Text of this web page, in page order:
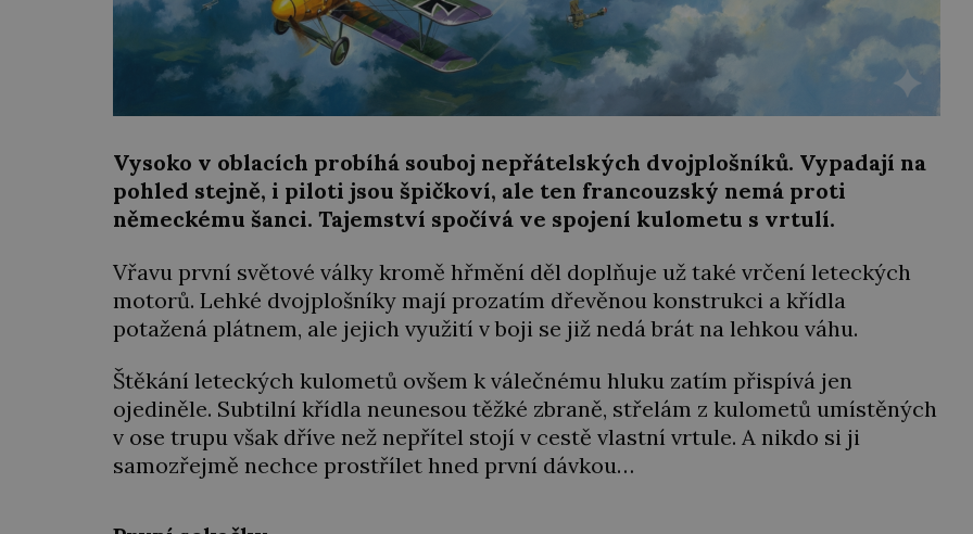
Vysoko v oblacích probíhá souboj nepřátelských dvojplošníků. Vypadají na
pohled stejně, i piloti jsou špičkoví, ale ten francouzský nemá proti
německému šanci. Tajemství spočívá ve spojení kulometu s vrtulí.
Vřavu první světové války kromě hřmění děl doplňuje už také vrčení leteckých
motorů. Lehké dvojplošníky mají prozatím dřevěnou konstrukci a křídla
potažená plátnem, ale jejich využití v boji se již nedá brát na lehkou váhu.
Štěkání leteckých kulometů ovšem k válečnému hluku zatím přispívá jen
ojediněle. Subtilní křídla neunesou těžké zbraně, střelám z kulometů umístěných
v ose trupu však dříve než nepřítel stojí v cestě vlastní vrtule. A nikdo si ji
samozřejmě nechce prostřílet hned první dávkou…